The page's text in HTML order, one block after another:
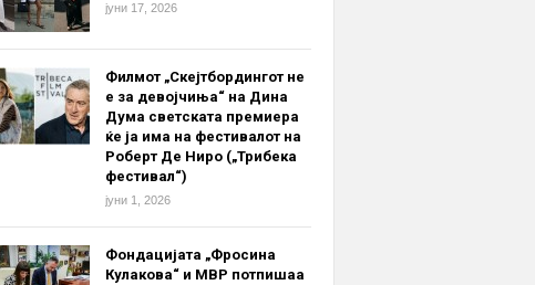
јуни 17, 2026
Филмот „Скејтбордингот не
е за девојчиња“ на Дина
Дума светската премиера
ќе ја има на фестивалот на
Роберт Де Ниро („Трибека
фестивал“)
јуни 1, 2026
Фондацијата „Фросина
Кулакова“ и МВР потпишаа